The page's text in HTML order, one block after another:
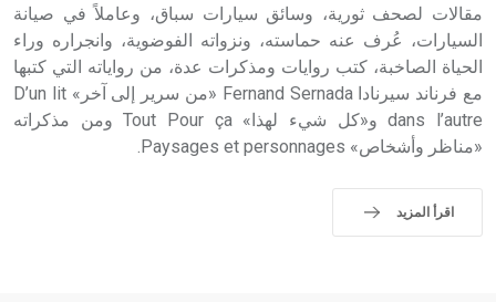
مقالات لصحف ثورية، وسائق سيارات سباق، وعاملاً في صيانة
السيارات، عُرف عنه حماسته، ونزواته الفوضوية، وانجراره وراء
الحياة الصاخبة، كتب روايات ومذكرات عدة، من رواياته التي كتبها
مع فرناند سيرنادا Fernand Sernada «من سرير إلى آخر» D’un lit
dans l’autre و«كل شيء لهذا» Tout Pour ça ومن مذكراته
«مناظر وأشخاص» Paysages et personnages.
اقرأ المزيد